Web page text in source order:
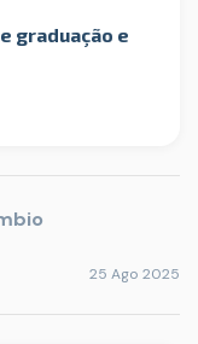
graduação e
25 Ago 2025